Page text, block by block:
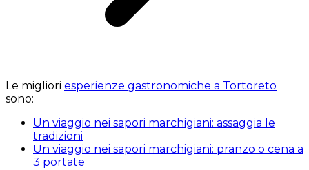
Le migliori esperienze gastronomiche a Tortoreto
sono:
Un viaggio nei sapori marchigiani: assaggia le
tradizioni
Un viaggio nei sapori marchigiani: pranzo o cena a
3 portate